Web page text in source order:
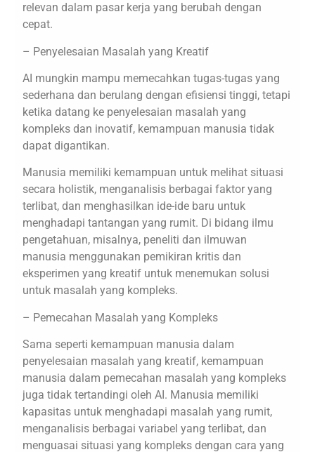
relevan dalam pasar kerja yang berubah dengan
cepat.
– Penyelesaian Masalah yang Kreatif
AI mungkin mampu memecahkan tugas-tugas yang
sederhana dan berulang dengan efisiensi tinggi, tetapi
ketika datang ke penyelesaian masalah yang
kompleks dan inovatif, kemampuan manusia tidak
dapat digantikan.
Manusia memiliki kemampuan untuk melihat situasi
secara holistik, menganalisis berbagai faktor yang
terlibat, dan menghasilkan ide-ide baru untuk
menghadapi tantangan yang rumit. Di bidang ilmu
pengetahuan, misalnya, peneliti dan ilmuwan
manusia menggunakan pemikiran kritis dan
eksperimen yang kreatif untuk menemukan solusi
untuk masalah yang kompleks.
– Pemecahan Masalah yang Kompleks
Sama seperti kemampuan manusia dalam
penyelesaian masalah yang kreatif, kemampuan
manusia dalam pemecahan masalah yang kompleks
juga tidak tertandingi oleh AI. Manusia memiliki
kapasitas untuk menghadapi masalah yang rumit,
menganalisis berbagai variabel yang terlibat, dan
menguasai situasi yang kompleks dengan cara yang